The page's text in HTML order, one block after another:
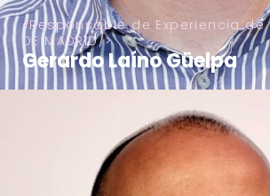
Responsable de Experiencia de
DE MADRID
Gerardo Laíno Güelpa